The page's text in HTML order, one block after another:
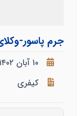
جرم پاسور-
۱۰ آبان ۱۴۰۲
کیفری